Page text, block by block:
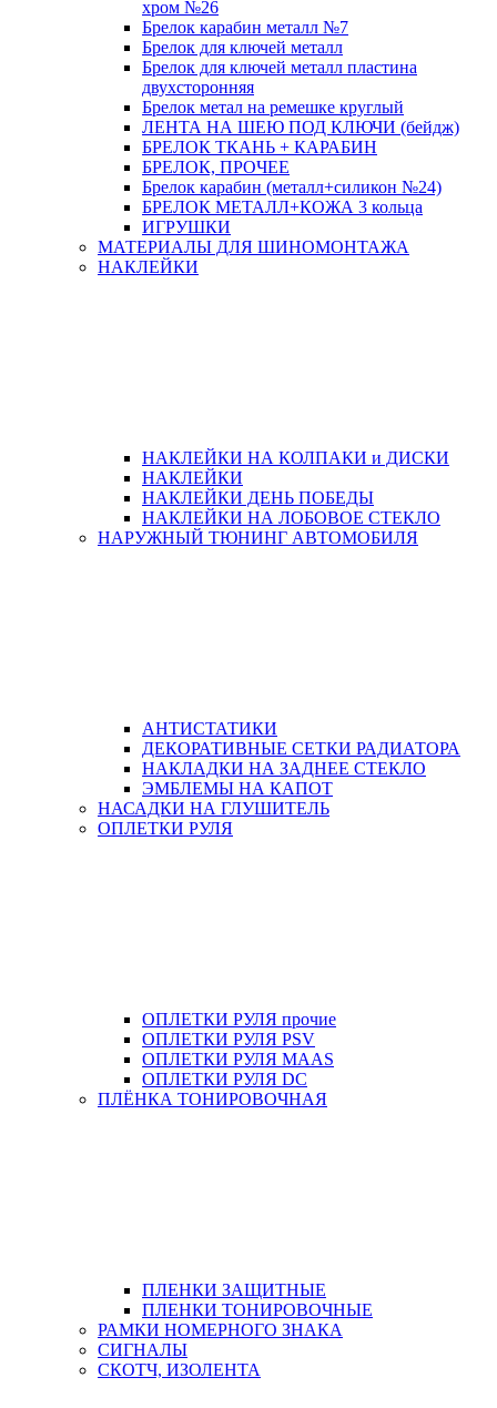
хром №26
Брелок карабин металл №7
Брелок для ключей металл
Брелок для ключей металл пластина
двухсторонняя
Брелок метал на ремешке круглый
ЛЕНТА НА ШЕЮ ПОД КЛЮЧИ (бейдж)
БРЕЛОК ТКАНЬ + КАРАБИН
БРЕЛОК, ПРОЧЕЕ
Брелок карабин (металл+силикон №24)
БРЕЛОК МЕТАЛЛ+КОЖА 3 кольца
ИГРУШКИ
МАТЕРИАЛЫ ДЛЯ ШИНОМОНТАЖА
НАКЛЕЙКИ
НАКЛЕЙКИ НА КОЛПАКИ и ДИСКИ
НАКЛЕЙКИ
НАКЛЕЙКИ ДЕНЬ ПОБЕДЫ
НАКЛЕЙКИ НА ЛОБОВОЕ СТЕКЛО
НАРУЖНЫЙ ТЮНИНГ АВТОМОБИЛЯ
АНТИСТАТИКИ
ДЕКОРАТИВНЫЕ СЕТКИ РАДИАТОРА
НАКЛАДКИ НА ЗАДНЕЕ СТЕКЛО
ЭМБЛЕМЫ НА КАПОТ
НАСАДКИ НА ГЛУШИТЕЛЬ
ОПЛЕТКИ РУЛЯ
ОПЛЕТКИ РУЛЯ прочие
ОПЛЕТКИ РУЛЯ PSV
ОПЛЕТКИ РУЛЯ MAAS
ОПЛЕТКИ РУЛЯ DC
ПЛЁНКА ТОНИРОВОЧНАЯ
ПЛЕНКИ ЗАЩИТНЫЕ
ПЛЕНКИ ТОНИРОВОЧНЫЕ
РАМКИ НОМЕРНОГО ЗНАКА
СИГНАЛЫ
СКОТЧ, ИЗОЛЕНТА